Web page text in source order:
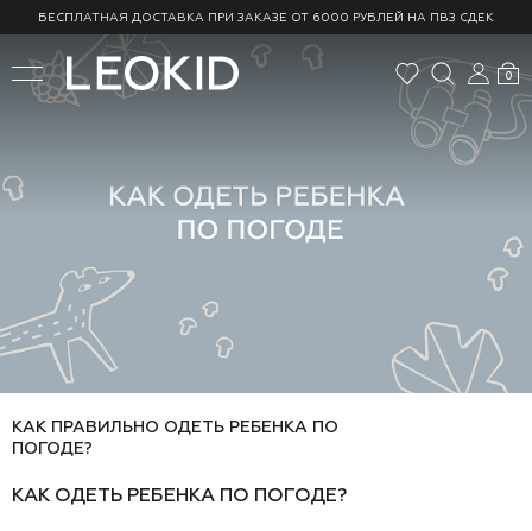
БЕСПЛАТНАЯ ДОСТАВКА ПРИ ЗАКАЗЕ ОТ 6000 РУБЛЕЙ НА ПВЗ СДЕК
0
КАК ПРАВИЛЬНО ОДЕТЬ РЕБЕНКА ПО
ПОГОДЕ?
КАК ОДЕТЬ РЕБЕНКА ПО ПОГОДЕ?